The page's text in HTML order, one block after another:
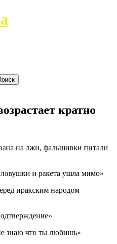
кратно
на лжи, фальшивки питали
и ракета ушла мимо»
иракским народом —
знаю что ты любишь»